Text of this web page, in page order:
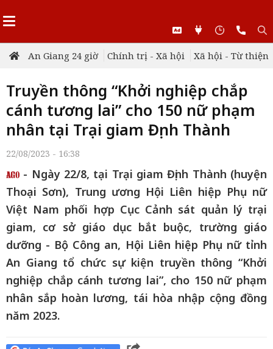
An Giang 24 giờ Chính trị - Xã hội Xã hội - Từ thiện
Truyền thông “Khởi nghiệp chắp
cánh tương lai” cho 150 nữ phạm
nhân tại Trại giam Định Thành
22/08/2023 - 16:38
- Ngày 22/8, tại Trại giam Định Thành (huyện
Thoại Sơn), Trung ương Hội Liên hiệp Phụ nữ
Việt Nam phối hợp Cục Cảnh sát quản lý trại
giam, cơ sở giáo dục bắt buộc, trường giáo
dưỡng - Bộ Công an, Hội Liên hiệp Phụ nữ tỉnh
An Giang tổ chức sự kiện truyền thông “Khởi
nghiệp chắp cánh tương lai”, cho 150 nữ phạm
nhân sắp hoàn lương, tái hòa nhập cộng đồng
năm 2023.